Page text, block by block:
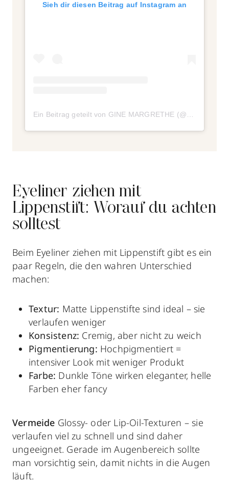
Sieh dir diesen Beitrag auf Instagram an
Ein Beitrag geteilt von GINE MARGRETHE (@ginemargrethe)
Eyeliner ziehen mit
Lippenstift: Worauf du achten
solltest
Beim Eyeliner ziehen mit Lippenstift gibt es ein
paar Regeln, die den wahren Unterschied
machen:
Textur: Matte Lippenstifte sind ideal – sie
verlaufen weniger
Konsistenz: Cremig, aber nicht zu weich
Pigmentierung: Hochpigmentiert =
intensiver Look mit weniger Produkt
Farbe: Dunkle Töne wirken eleganter, helle
Farben eher fancy
Vermeide Glossy- oder Lip-Oil-Texturen – sie
verlaufen viel zu schnell und sind daher
ungeeignet. Gerade im Augenbereich sollte
man vorsichtig sein, damit nichts in die Augen
läuft.